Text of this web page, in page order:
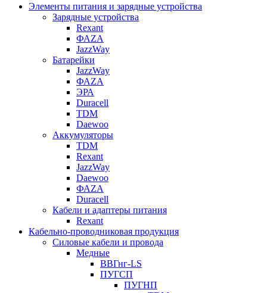
Элементы питания и зарядные устройства
Зарядные устройства
Rexant
ФАZА
JazzWay
Батарейки
JazzWay
ФАZА
ЭРА
Duracell
TDM
Daewoo
Аккумуляторы
TDM
Rexant
JazzWay
Daewoo
ФАZА
Duracell
Кабели и адаптеры питания
Rexant
Кабельно-проводниковая продукция
Силовые кабели и провода
Медные
ВВГнг-LS
ПУГСП
ПУГНП